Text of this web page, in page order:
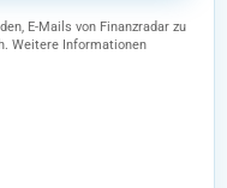
E-Mails von Finanzradar zu
Weitere Informationen